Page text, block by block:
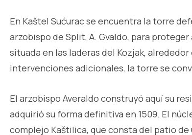
En Kaštel Sućurac se encuentra la torre
arzobispo de Split, A. Gvaldo, para
situada en las laderas del Kozjak,
intervenciones adicionales, la torre se
El arzobispo Averaldo construyó aquí su
adquirió su forma definitiva en 1509. El
complejo Kaštilica, que consta del patio